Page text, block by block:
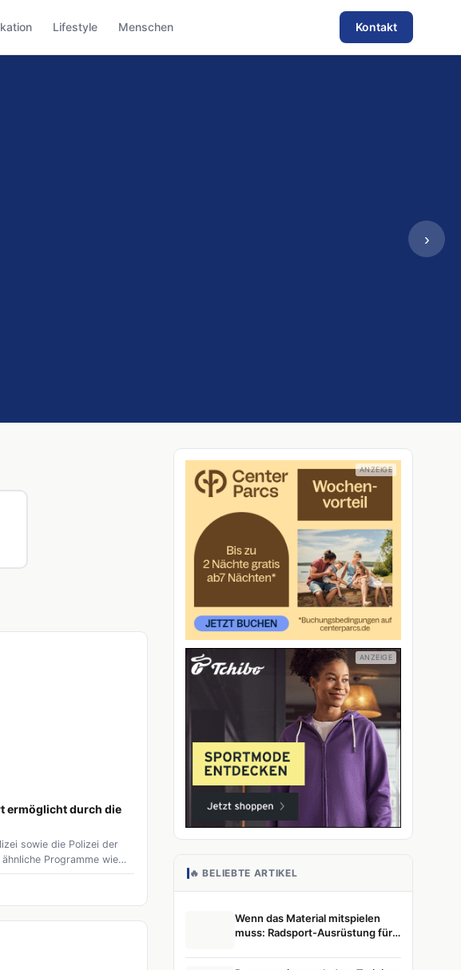
Lifestyle Menschen Kontakt
›
ermöglicht durch die
sowie die Polizei der
Programme wie
zur Unterstützung des
Viele Athleten
später im polizeilichen
für sie gute
🔥 BELIEBTE ARTIKEL
Wenn das Material mitspielen
muss: Radsport-Ausrüstung für
Athleten